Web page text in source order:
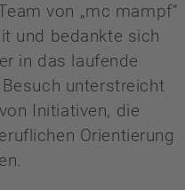
von „mc mampf“
und bedankte sich
in das laufende
unterstreicht
Initiativen, die
Orientierung